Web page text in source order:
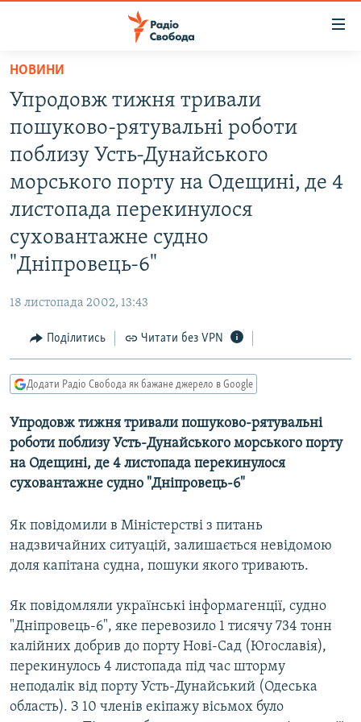
Перейти
основного
матеріалу
Перейти
до
основної
навігації
до
пошуку
ВСЕ ЗА ДОБУ
СТАТТІ
СУСПІЛЬСТВО
КУЛЬТУРА
СВІТ
РОСІЙСЬКА «ФІЛЬТРАЦІЯ»
ДОНБАС.РЕАЛІЇ
КРИМ.РЕАЛІЇ
КИТАЙ.ВИКЛИКИ
МУЛЬТИМЕДІА
СПЕЦПРОЄКТИ
ПОДКАСТИ
РУС
УКР
ДОЛУЧАЙСЯ!
НОВИНИ
Упродовж тижня тривали
пошуково-рятувальні роботи
поблизу Усть-Дунайського
морського порту на Одещині, де 4
листопада перекинулося
суховантажне судно
"Дніпровець-6"
18 листопада 2002, 13:43
Поділитись Читати без VPN
Додати Радіо Свобода як бажане джерело в Google
Упродовж тижня тривали пошуково-рятувальні
роботи поблизу Усть-Дунайського морського порту
на Одещині, де 4 листопада перекинулося
суховантажне судно "Дніпровець-6"
Як повідомили в Міністерстві з питань
надзвичайних ситуацій, залишається невідомою
доля капітана судна, пошуки якого тривають.
Як повідомляли українські інформагенції, судно
"Дніпровець-6", яке перевозило 1 тисячу 734 тонн
калійних добрив до порту Нові-Сад (Югославія),
перекинулось 4 листопада під час шторму
неподалік від порту Усть-Дунайський (Одеська
область). З 10 членів екіпажу вісьмох було